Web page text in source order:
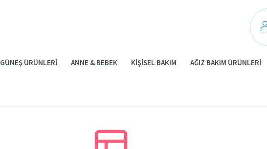
GÜNEŞ ÜRÜNLERI ANNE & BEBEK KIŞISEL BAKIM AĞIZ BAKIM ÜRÜNLERI